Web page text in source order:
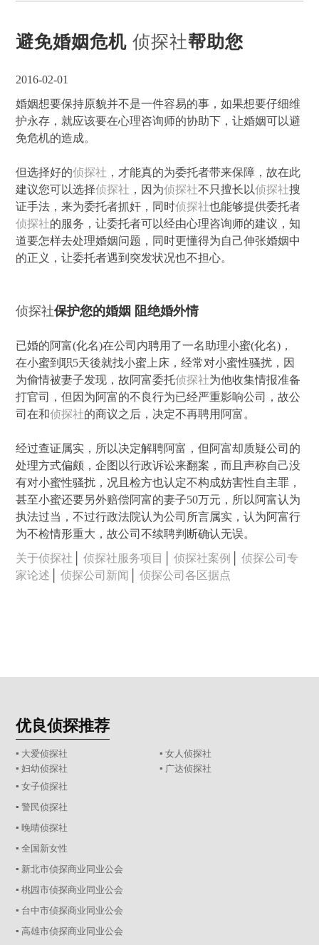
避免婚姻危机侦探社帮助您
2016-02-01
婚姻想要保持原貌并不是一件容易的事，如果想要仔细维
护永存，就应该要在心理咨询师的协助下，让婚姻可以避
免危机的造成。
但选择好的侦探社 ，才能真的为委托者带来保障，故在此
建议您可以选择侦探社 ，因为侦探社不只擅长以侦探社搜
证手法，来为委托者抓奸，同时侦探社也能够提供委托者
侦探社的服务，让委托者可以经由心理咨询师的建议，知
道要怎样去处理婚姻问题，同时更懂得为自己伸张婚姻中
的正义，让委托者遇到突发状况也不担心。
侦探社保护您的婚姻 阻绝婚外情
已婚的阿富(化名)在公司内聘用了一名助理小蜜(化名)，
在小蜜到职5天後就找小蜜上床，经常对小蜜性骚扰，因
为偷情被妻子发现，故阿富委托侦探社为他收集情报准备
打官司，但因为阿富的不良行为已经严重影响公司，故公
司在和侦探社的商议之后，决定不再聘用阿富。
经过查证属实，所以决定解聘阿富，但阿富却质疑公司的
处理方式偏颇，企图以行政诉讼来翻案，而且声称自己没
有对小蜜性骚扰，况且检方也认定不构成妨害性自主罪，
甚至小蜜还要另外赔偿阿富的妻子50万元，所以阿富认为
执法过当，不过行政法院认为公司所言属实，认为阿富行
为不检情形重大，故公司不续聘判断确认无误。
关于侦探社 │侦探社服务项目 │侦探社案例 │侦探公司专
家论述 │侦探公司新闻 │侦探公司各区据点
优良侦探推荐
▪ 大爱侦探社
▪ 女人侦探社
▪ 妇幼侦探社
▪ 广达侦探社
▪ 女子侦探社
▪ 警民侦探社
▪ 晚晴侦探社
▪ 全国新女性
▪ 新北市侦探商业同业公会
▪ 桃园市侦探商业同业公会
▪ 台中市侦探商业同业公会
▪ 高雄市侦探商业同业公会